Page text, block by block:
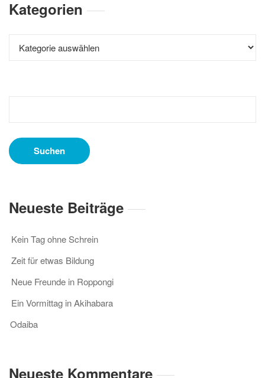
Kategorien
Neueste Beiträge
Kein Tag ohne Schrein
Zeit für etwas Bildung
Neue Freunde in Roppongi
Ein Vormittag in Akihabara
Odaiba
Neueste Kommentare